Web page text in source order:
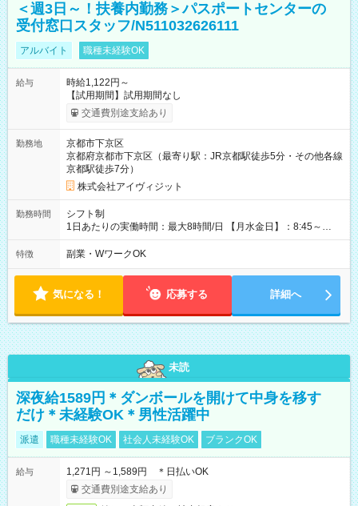
＜週3日～！扶養内勤務＞パスポートセンターの
受付窓口スタッフ/N511032626111
アルバイト 職種未経験OK
給与
時給1,122円～
【試用期間】試用期間なし
交通費別途支給あり
勤務地
京都市下京区
京都府京都市下京区（最寄り駅：JR京都駅徒歩5分・その他各線
京都駅徒歩7分）
株式会社アイヴィジット
勤務時間
シフト制
1日あたりの実働時間：最大8時間/日 【月水金日】：8:45～
16:30 【火木】：8:45～19:00 週3日～OK、シフト制 ※扶養内
勤務OK ※月1回～2回程度、日曜日出勤をお願いします。 ※時間
ん。
特徴 副業・WワークOK
気になる！ 応募する 詳細へ
未読
深夜給1589円＊ダンボールを開けて中身を移す
だけ＊未経験OK＊男性活躍中
派遣 職種未経験OK 社会人未経験OK ブランクOK
給与
1,271円 ～1,589円 ＊日払いOK
交通費別途支給あり